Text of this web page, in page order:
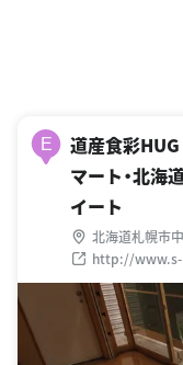
E
道産食彩
マート・北海
イート
北海道札幌市
http://